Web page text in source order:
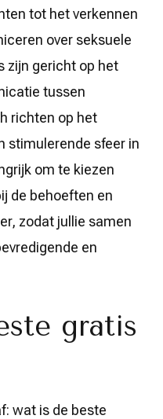
tot het verkennen
over seksuele
zijn gericht op het
tussen
richten op het
stimulerende sfeer in
om te kiezen
de behoeften en
zodat jullie samen
en
gratis
wat is de beste